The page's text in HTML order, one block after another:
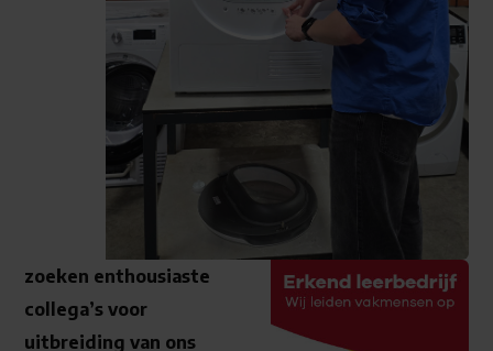
zoeken enthousiaste
collega’s voor
uitbreiding van ons